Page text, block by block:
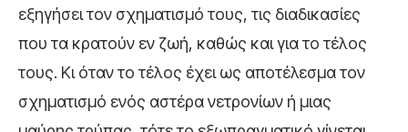
εξηγήσει τον σχηματισμό τους, τις διαδικασίες
που τα κρατούν εν ζωή, καθώς και για το τέλος
τους. Κι όταν το τέλος έχει ως αποτέλεσμα τον
σχηματισμό ενός αστέρα νετρονίων ή μιας